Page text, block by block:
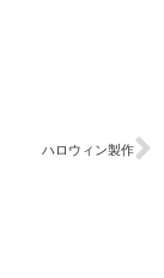
ハロウィン製作